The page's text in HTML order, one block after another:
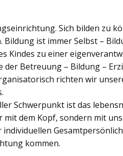
Sich bilden zu
Bildung ist immer Selbst –
Kindes zu einer
der Betreuung – Bildung –
richten wir
Schwerpunkt ist das
dem Kopf, sondern mit
individuellen
kommen.